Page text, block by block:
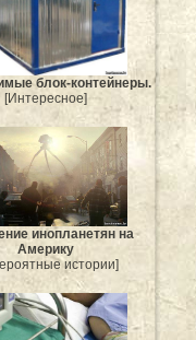
блок-контейнеры.
[Интересное]
инопланетян на
Америку
истории]